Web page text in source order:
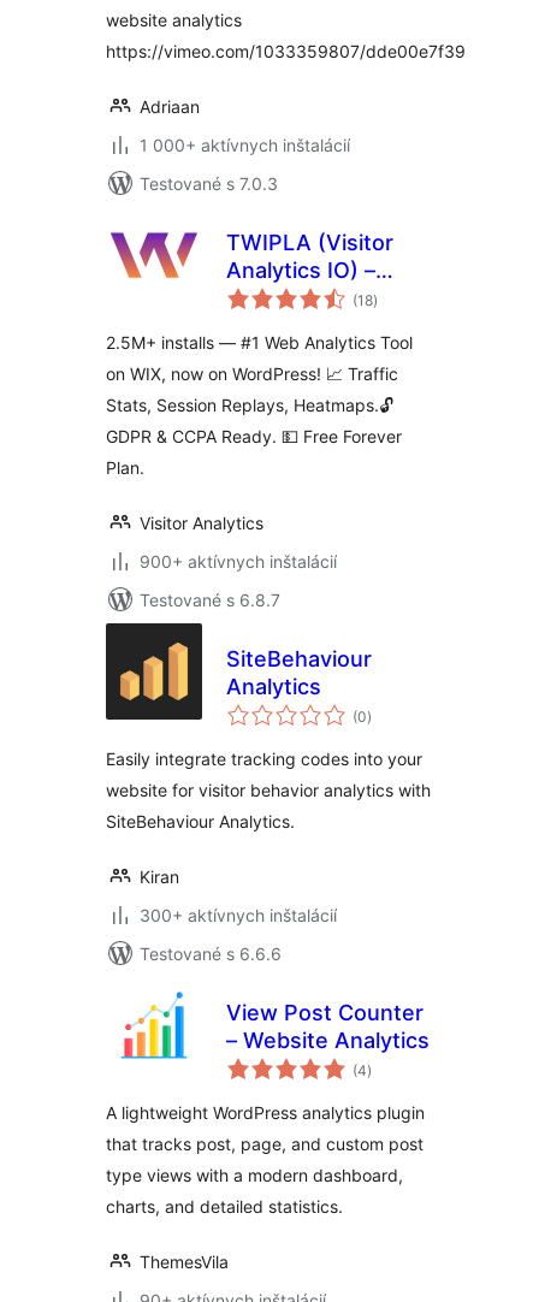
website analytics
https://vimeo.com/1033359807/dde00e7f39
Adriaan
1 000+ aktívnych inštalácií
Testované s 7.0.3
TWIPLA (Visitor
Analytics IO) –
Privacy-First
Session
Recordings,
Heatmaps, Polls
and Surveys
(18celkové
hodnotenie
)
2.5M+ installs — #1 Web Analytics Tool
on WIX, now on WordPress! 📈 Traffic
Stats, Session Replays, Heatmaps.🔓
GDPR & CCPA Ready. 💵 Free Forever
Plan.
Visitor Analytics
900+ aktívnych inštalácií
Testované s 6.8.7
SiteBehaviour
Analytics
(0celkové
hodnotenie
)
Easily integrate tracking codes into your
website for visitor behavior analytics with
SiteBehaviour Analytics.
Kiran
300+ aktívnych inštalácií
Testované s 6.6.6
View Post Counter
– Website Analytics
(4celkové
hodnotenie
)
A lightweight WordPress analytics plugin
that tracks post, page, and custom post
type views with a modern dashboard,
charts, and detailed statistics.
ThemesVila